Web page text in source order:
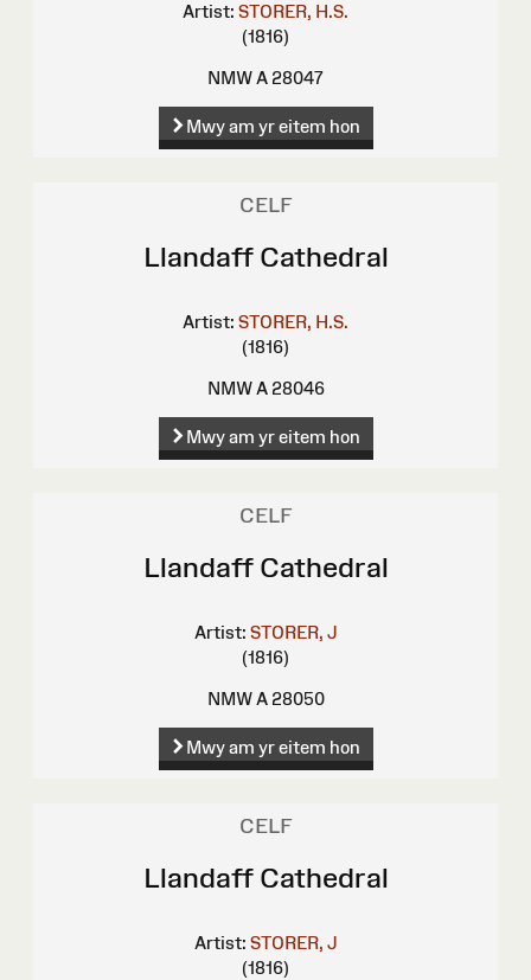
Artist: STORER, H.S.
(1816)
NMW A 28047
Mwy am yr eitem hon
CELF
Llandaff Cathedral
Artist: STORER, H.S.
(1816)
NMW A 28046
Mwy am yr eitem hon
CELF
Llandaff Cathedral
Artist: STORER, J
(1816)
NMW A 28050
Mwy am yr eitem hon
CELF
Llandaff Cathedral
Artist: STORER, J
(1816)